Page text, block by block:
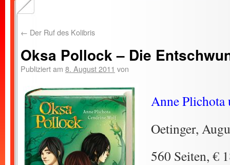
← Der Ruf des Kolibris
Oksa Pollock – Die
Publiziert am 8. August 2011 von
Anne
Oetinger,
560 Seiten, €